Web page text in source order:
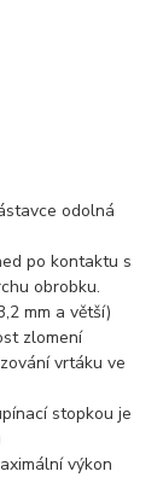
odolná
po kontaktu s
obrobku.
mm a větší)
zlomení
vrtáku ve
stopkou je
výkon